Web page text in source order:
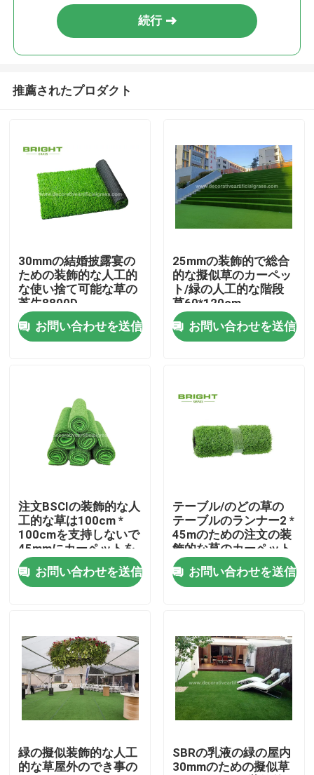
私たちに関しては
工場見学
品質管理
お問い合わせ
ニュース
ケース
引用を要求
装飾的な人工的な草
続行
推薦されたプロダクト
30mmの結婚披露宴の
ための装飾的な人工的
な使い捨て可能な草の
芝生8800D
お問い合わせを送信
25mmの装飾的で総合
的な擬似草のカーペッ
ト/緑の人工的な階段
草60*120cm
お問い合わせを送信
注文BSCIの装飾的な人
工的な草は100cm *
100cmを支持しないで
45mmにカーペットを
敷く
お問い合わせを送信
テーブル/のどの草の
テーブルのランナー2 *
45mのための注文の装
飾的な草のカーペット
お問い合わせを送信
緑の擬似装飾的な人工
的な草屋外のでき事の
SBRの乳液の緑の屋内
30mmのための擬似草